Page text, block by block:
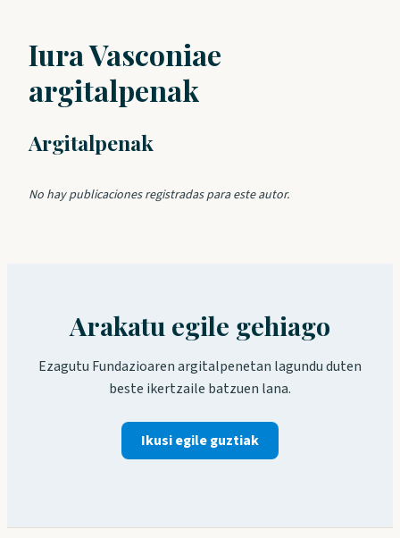
Iura Vasconiae
argitalpenak
Argitalpenak
No hay publicaciones registradas para este autor.
Arakatu egile gehiago
Ezagutu Fundazioaren argitalpenetan lagundu duten
beste ikertzaile batzuen lana.
Ikusi egile guztiak